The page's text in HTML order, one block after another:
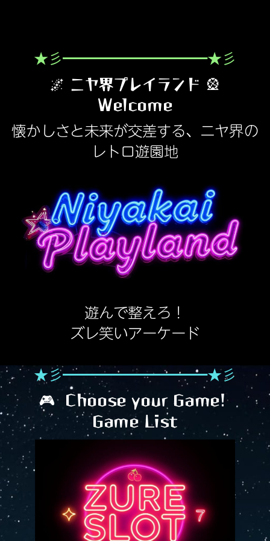
🌌 ニヤ界プレイランド 🎡
Welcome
遊んで整えろ！
ズレ笑いアーケード
★彡━━━━━━━━━━★彡
懐かしさと未来が交差する、ニヤ界の
レトロ遊園地
🎮
Choose your Game!
Game List
★彡━━━━━━━━━━★彡